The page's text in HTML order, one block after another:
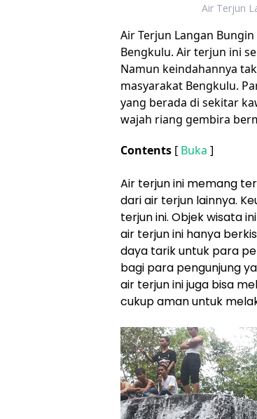
Air Terjun
Air Terjun Langan
Bengkulu. Air terjun ini
Namun keindahannya
masyarakat Bengkulu.
yang berada di sekitar
wajah riang gembira
Contents [ Buka ]
Air terjun ini memang
dari air terjun lainnya.
terjun ini. Objek wisata
air terjun ini hanya
daya tarik untuk para
bagi para pengunjung
air terjun ini juga bisa
cukup aman untuk